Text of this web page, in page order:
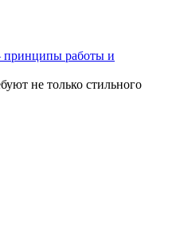
принципы работы и
не только стильного